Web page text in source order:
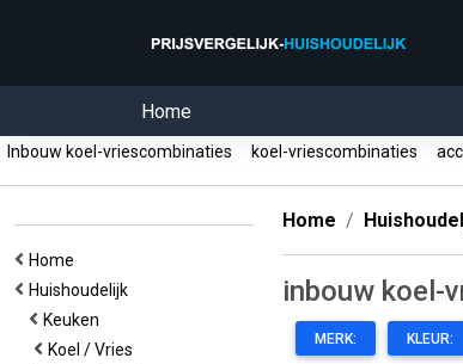
Home
Inbouw koel-vriescombinaties koel-vriescombinaties
Home
Huishoudelijk
Keuken
Koel / Vries
Home
inbouw koel-
MERK: KLEUR: